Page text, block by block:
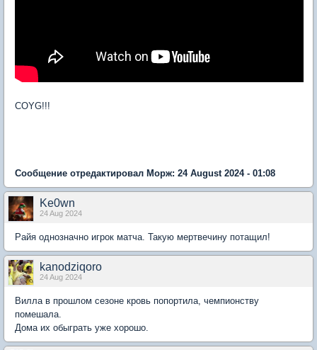
COYG!!!
Сообщение отредактировал Морж: 24 August 2024 - 01:08
Ke0wn
24 Aug 2024
Райя однозначно игрок матча. Такую мертвечину потащил!
kanodziqoro
24 Aug 2024
Вилла в прошлом сезоне кровь попортила, чемпионству
помешала.
Дома их обыграть уже хорошо.